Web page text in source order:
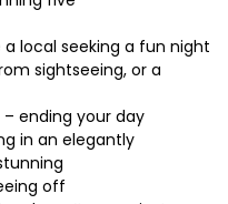
local seeking a fun night
sightseeing, or a
ending your day
in an elegantly
off